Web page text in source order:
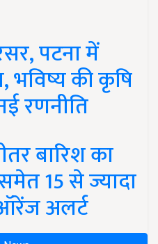
पटना में
भविष्य की कृषि
रणनीति
बारिश का
15 से ज्यादा
अलर्ट